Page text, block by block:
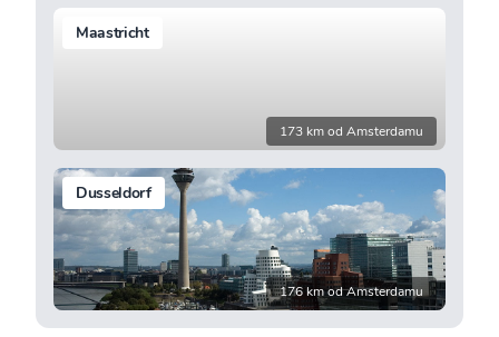
Maastricht
173 km od Amsterdamu
Dusseldorf
176 km od Amsterdamu